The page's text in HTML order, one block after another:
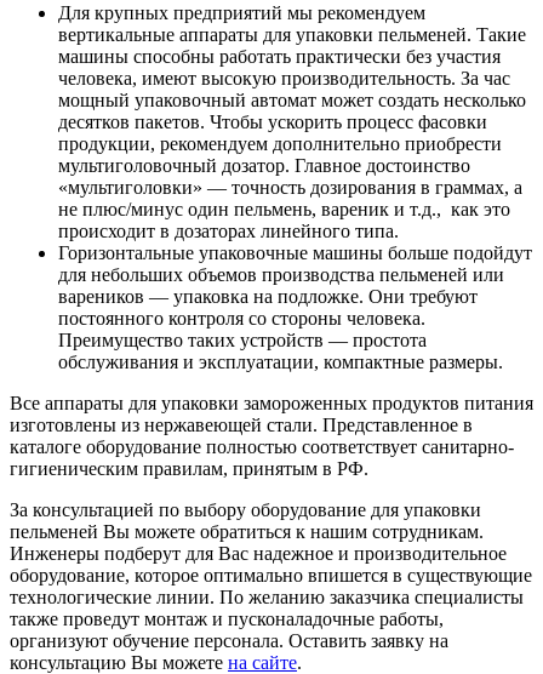
Для крупных предприятий мы рекомендуем
вертикальные аппараты для упаковки пельменей. Такие
машины способны работать практически без участия
человека, имеют высокую производительность. За час
мощный упаковочный автомат может создать несколько
десятков пакетов. Чтобы ускорить процесс фасовки
продукции, рекомендуем дополнительно приобрести
мультиголовочный дозатор. Главное достоинство
«мультиголовки» — точность дозирования в граммах, а
не плюс/минус один пельмень, вареник и т.д., как это
происходит в дозаторах линейного типа.
Горизонтальные упаковочные машины больше подойдут
для небольших объемов производства пельменей или
вареников — упаковка на подложке. Они требуют
постоянного контроля со стороны человека.
Преимущество таких устройств — простота
обслуживания и эксплуатации, компактные размеры.
Все аппараты для упаковки замороженных продуктов питания
изготовлены из нержавеющей стали. Представленное в
каталоге оборудование полностью соответствует санитарно-
гигиеническим правилам, принятым в РФ.
За консультацией по выбору оборудование для упаковки
пельменей Вы можете обратиться к нашим сотрудникам.
Инженеры подберут для Вас надежное и производительное
оборудование, которое оптимально впишется в существующие
технологические линии. По желанию заказчика специалисты
также проведут монтаж и пусконаладочные работы,
организуют обучение персонала. Оставить заявку на
консультацию Вы можете на сайте.